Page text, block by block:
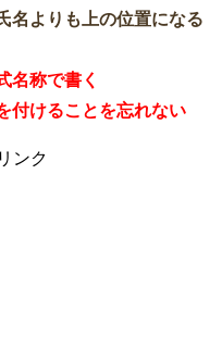
名よりも上の位置になる
名称で書く
付けることを忘れない
ンク